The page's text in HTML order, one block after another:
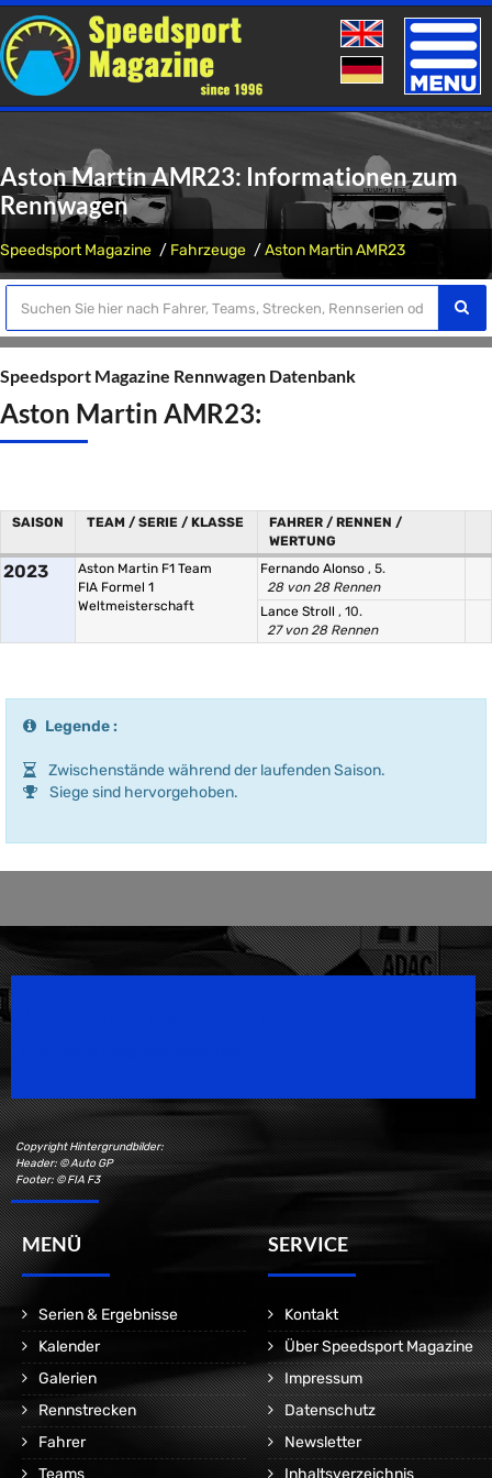
Toggle
Aston Martin AMR23: Informationen zum
Rennwagen
Speedsport Magazine Fahrzeuge Aston Martin AMR23
Speedsport Magazine Rennwagen Datenbank
Aston Martin AMR23:
SAISON TEAM / SERIE / KLASSE
FAHRER / RENNEN /
WERTUNG
2023
Aston Martin F1 Team
FIA Formel 1
Weltmeisterschaft
Fernando Alonso , 5.
28 von 28 Rennen
Lance Stroll , 10.
27 von 28 Rennen
Legende :
Zwischenstände während der laufenden Saison.
Siege sind hervorgehoben.
Copyright Hintergrundbilder:
Header: © Auto GP
Footer: © FIA F3
MENÜ
Serien & Ergebnisse
Kalender
Galerien
Rennstrecken
Fahrer
Teams
SERVICE
Kontakt
Über Speedsport Magazine
Impressum
Datenschutz
Newsletter
Inhaltsverzeichnis